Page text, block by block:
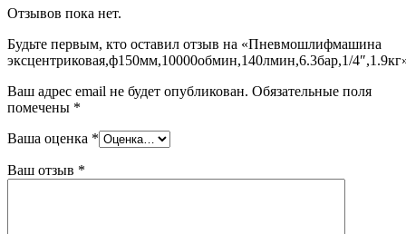
Отзывов пока нет.
Будьте первым, кто оставил отзыв на «Пневмошлифмашина
эксцентриковая,ф150мм,10000обмин,140лмин,6.3бар,1/
Ваш адрес email не будет опубликован. Обязательные поля
помечены *
Ваша оценка *
Ваш отзыв *